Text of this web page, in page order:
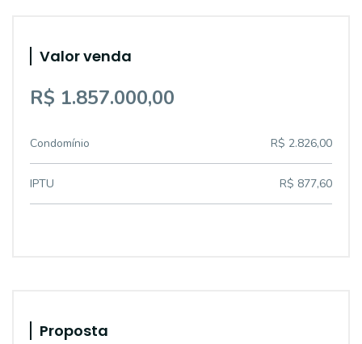
Valor venda
R$ 1.857.000,00
Condomínio R$ 2.826,00
IPTU R$ 877,60
Proposta